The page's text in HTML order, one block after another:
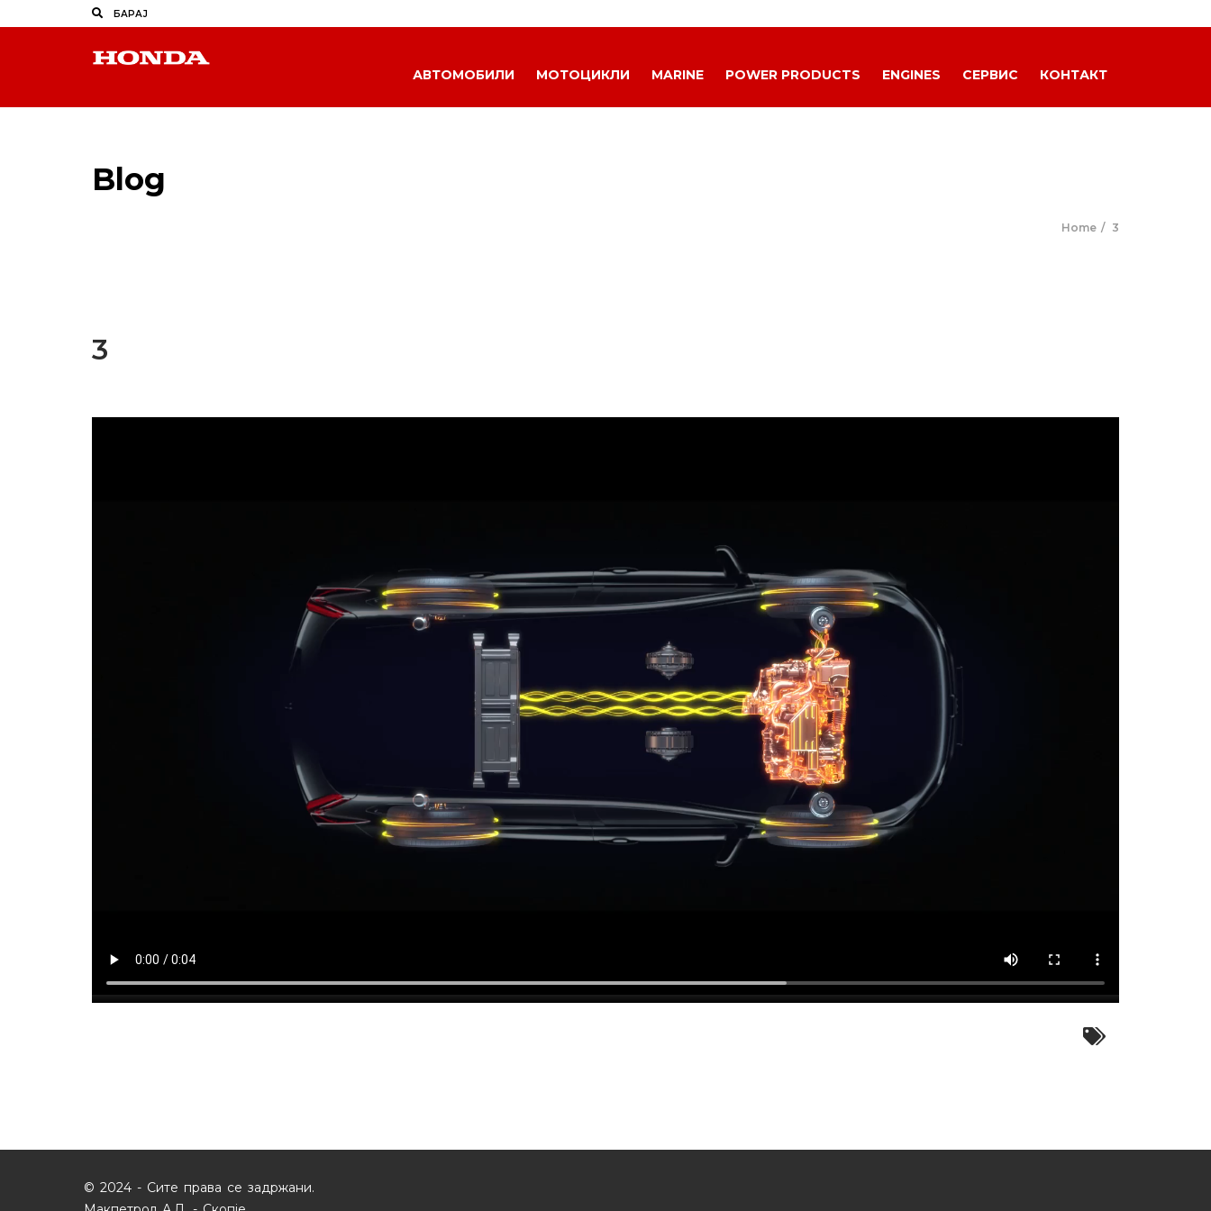
АВТОМОБИЛИ МОТОЦИКЛИ MARINE POWER PRODUCTS ENGINES СЕРВИС КОНТАКТ
Blog
Home 3
3
© 2024 - Сите права се задржани.